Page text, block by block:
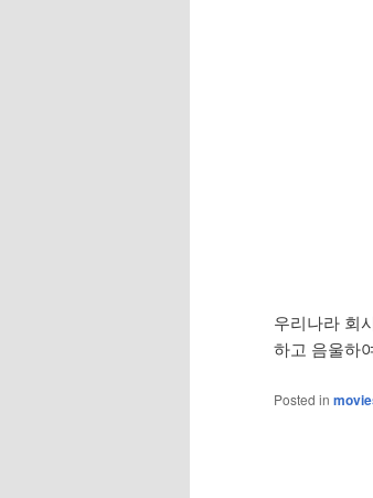
우리나라 회
하고 음울하
Posted in